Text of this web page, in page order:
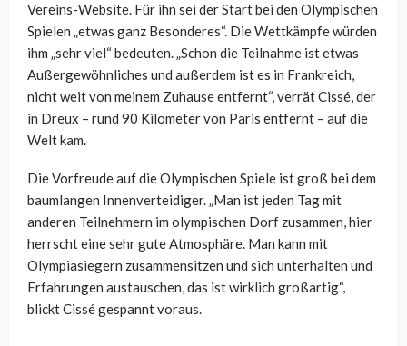
Vereins-Website. Für ihn sei der Start bei den Olympischen
Spielen „etwas ganz Besonderes“. Die Wettkämpfe würden
ihm „sehr viel“ bedeuten. „Schon die Teilnahme ist etwas
Außergewöhnliches und außerdem ist es in Frankreich,
nicht weit von meinem Zuhause entfernt“, verrät Cissé, der
in Dreux – rund 90 Kilometer von Paris entfernt – auf die
Welt kam.
Die Vorfreude auf die Olympischen Spiele ist groß bei dem
baumlangen Innenverteidiger. „Man ist jeden Tag mit
anderen Teilnehmern im olympischen Dorf zusammen, hier
herrscht eine sehr gute Atmosphäre. Man kann mit
Olympiasiegern zusammensitzen und sich unterhalten und
Erfahrungen austauschen, das ist wirklich großartig“,
blickt Cissé gespannt voraus.